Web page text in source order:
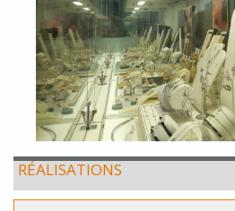
RÉALISATIONS